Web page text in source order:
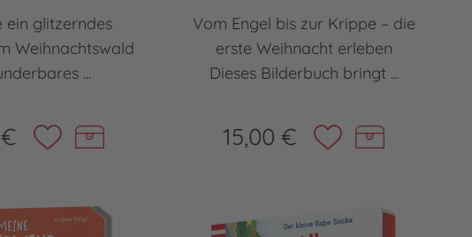
ein glitzerndes
Weihnachtswald
...
Vom Engel bis zur Krippe – die
erste Weihnacht erleben
Dieses Bilderbuch bringt ...
15,00 €